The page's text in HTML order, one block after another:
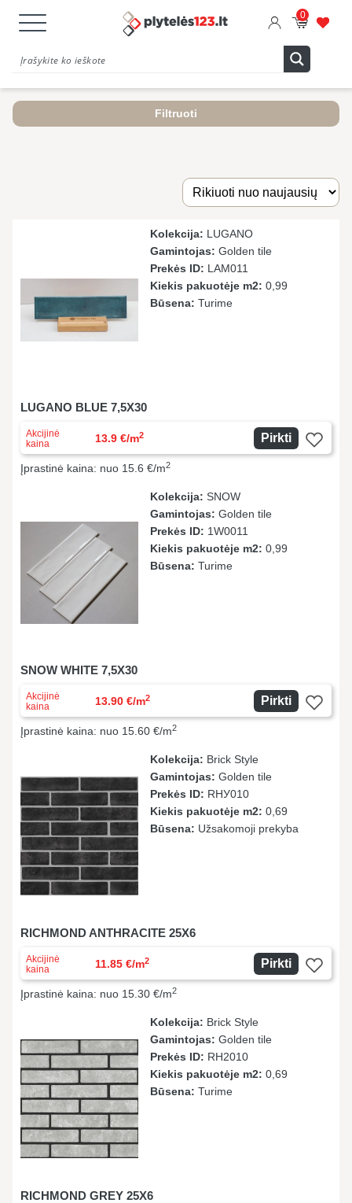
0
Filtruoti
Kolekcija: LUGANO
Gamintojas: Golden tile
Prekės ID: LAМ011
Kiekis pakuotėje m2: 0,99
Būsena: Turime
LUGANO BLUE 7,5X30
Akcijinė
kaina
13.9 €/m2 Pirkti
Įprastinė kaina: nuo 15.6 €/m2
Kolekcija: SNOW
Gamintojas: Golden tile
Prekės ID: 1W0011
Kiekis pakuotėje m2: 0,99
Būsena: Turime
SNOW WHITE 7,5X30
Akcijinė
kaina
13.90 €/m2 Pirkti
Įprastinė kaina: nuo 15.60 €/m2
Kolekcija: Brick Style
Gamintojas: Golden tile
Prekės ID: RHУ010
Kiekis pakuotėje m2: 0,69
Būsena: Užsakomoji prekyba
RICHMOND ANTHRACITE 25X6
Akcijinė
kaina
11.85 €/m2 Pirkti
Įprastinė kaina: nuo 15.30 €/m2
Kolekcija: Brick Style
Gamintojas: Golden tile
Prekės ID: RH2010
Kiekis pakuotėje m2: 0,69
Būsena: Turime
RICHMOND GREY 25X6